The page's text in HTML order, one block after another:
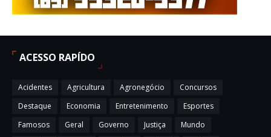
ACESSO RAPÍDO
Acidentes Agricultura Agronegócio
Concursos
Destaque
Economia Entretenimento
Esportes
Famosos
Geral Governo Justiça
Mundo